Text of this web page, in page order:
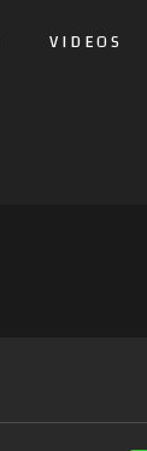
VIDEOS